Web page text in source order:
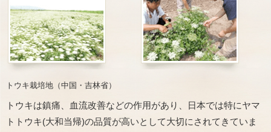
トウキ栽培地（中国・吉林省）
トウキは鎮痛、血流改善などの作用があり、日本では特にヤマ
トトウキ(大和当帰)の品質が高いとして大切にされてきていま